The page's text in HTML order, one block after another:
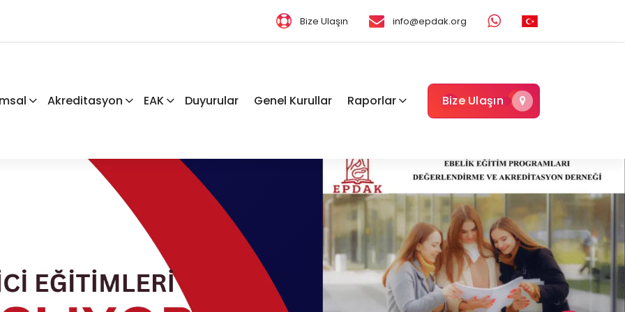
Bize Ulaşın info@epdak.org
Akreditasyon EAK Duyurular Genel Kurullar Raporlar Bize Ulaşın